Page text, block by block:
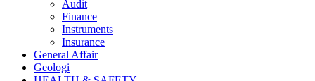
Audit
Finance
Instruments
Insurance
General Affair
Geologi